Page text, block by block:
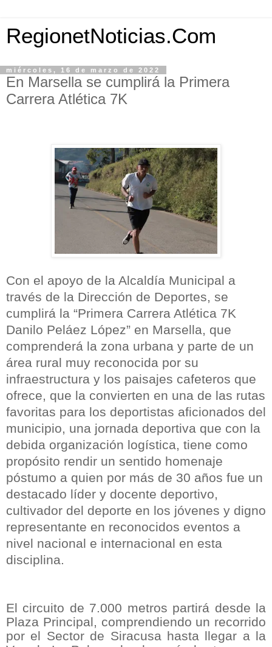
RegionetNoticias.Com
miércoles, 16 de marzo de 2022
En Marsella se cumplirá la Primera
Carrera Atlética 7K
Con el apoyo de la Alcaldía Municipal a
través de la Dirección de Deportes, se
cumplirá la “Primera Carrera Atlética 7K
Danilo Peláez López” en Marsella, que
comprenderá la zona urbana y parte de un
área rural muy reconocida por su
infraestructura y los paisajes cafeteros que
ofrece, que la convierten en una de las rutas
favoritas para los deportistas aficionados del
municipio, una jornada deportiva que con la
debida organización logística, tiene como
propósito rendir un sentido homenaje
póstumo a quien por más de 30 años fue un
destacado líder y docente deportivo,
cultivador del deporte en los jóvenes y digno
representante en reconocidos eventos a
nivel nacional e internacional en esta
disciplina.
El circuito de 7.000 metros partirá desde la
Plaza Principal, comprendiendo un recorrido
por el Sector de Siracusa hasta llegar a la